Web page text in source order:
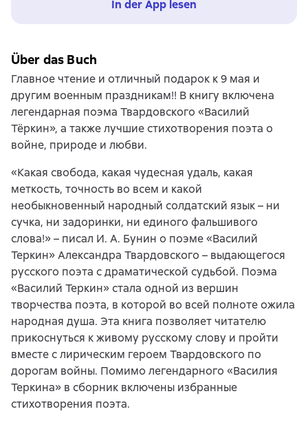
In der App lesen
Über das Buch
Главное чтение и отличный подарок к 9 мая и
другим военным праздникам!! В книгу включена
легендарная поэма Твардовского «Василий
Тёркин», а также лучшие стихотворения поэта о
войне, природе и любви.
«Какая свобода, какая чудесная удаль, какая
меткость, точность во всем и какой
необыкновенный народный солдатский язык – ни
сучка, ни задоринки, ни единого фальшивого
слова!» – писал И. А. Бунин о поэме «Василий
Теркин» Александра Твардовского – выдающегося
русского поэта с драматической судьбой. Поэма
«Василий Теркин» стала одной из вершин
творчества поэта, в которой во всей полноте ожила
народная душа. Эта книга позволяет читателю
прикоснуться к живому русскому слову и пройти
вместе с лирическим героем Твардовского по
дорогам войны. Помимо легендарного «Василия
Теркина» в сборник включены избранные
стихотворения поэта.